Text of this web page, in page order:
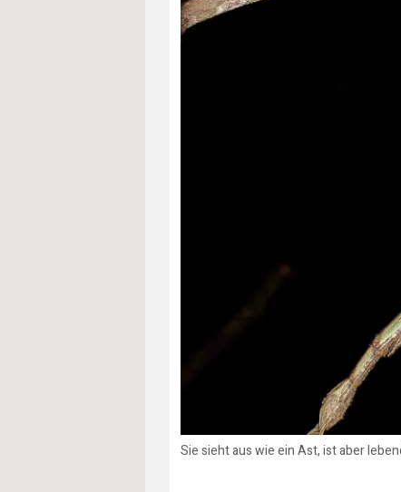
Sie sieht aus wie ein Ast, ist aber